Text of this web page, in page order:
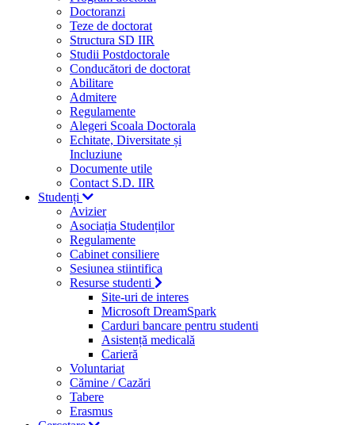
Doctoranzi
Teze de doctorat
Structura SD IIR
Studii Postdoctorale
Conducători de doctorat
Abilitare
Admitere
Regulamente
Alegeri Scoala Doctorala
Echitate, Diversitate și
Incluziune
Documente utile
Contact S.D. IIR
Studenți
Avizier
Asociația Studenților
Regulamente
Cabinet consiliere
Sesiunea stiintifica
Resurse studenti
Site-uri de interes
Microsoft DreamSpark
Carduri bancare pentru studenti
Asistență medicală
Carieră
Voluntariat
Cămine / Cazări
Tabere
Erasmus